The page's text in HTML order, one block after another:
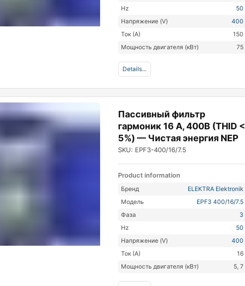
Hz
50
Напряжение (V)
400
Ток (А)
150
Мощность двигателя (кВт)
75
Details...
Пассивный фильтр
гармоник 16 А, 400В (THID <
5%) — Чистая энергия NEP
SKU: EPF3-400/16/7.5
Product information
Бренд
ELEKTRA Elektronik
Модель
EPF3 400/16/7.5
Фаза
3
Hz
50
Напряжение (V)
400
Ток (А)
16
Мощность двигателя (кВт)
5, 7